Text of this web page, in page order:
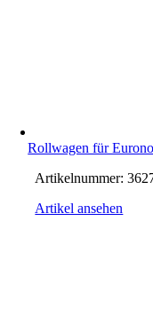
Rollwagen für
Artikelnummer:
Artikel ansehen